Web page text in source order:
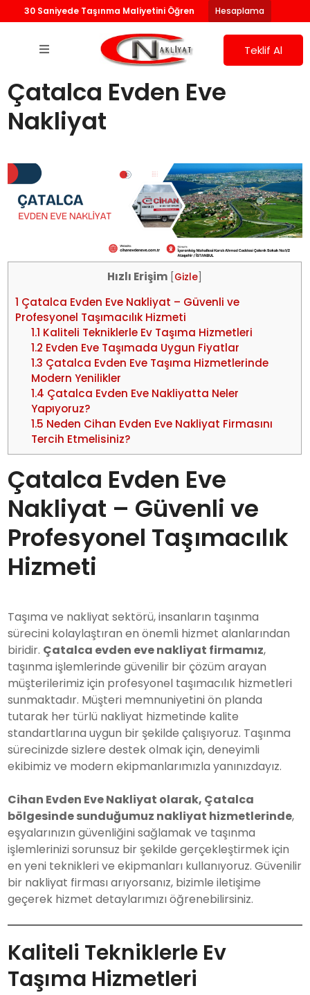
30 Saniyede Taşınma Maliyetini Öğren Hesaplama
Teklif Al
Çatalca Evden Eve
Nakliyat
Hızlı Erişim Gizle
1 Çatalca Evden Eve Nakliyat – Güvenli ve
Profesyonel Taşımacılık Hizmeti
1.1 Kaliteli Tekniklerle Ev Taşıma Hizmetleri
1.2 Evden Eve Taşımada Uygun Fiyatlar
1.3 Çatalca Evden Eve Taşıma Hizmetlerinde
Modern Yenilikler
1.4 Çatalca Evden Eve Nakliyatta Neler
Yapıyoruz?
1.5 Neden Cihan Evden Eve Nakliyat Firmasını
Tercih Etmelisiniz?
Çatalca Evden Eve
Nakliyat – Güvenli ve
Profesyonel Taşımacılık
Hizmeti
Taşıma ve nakliyat sektörü, insanların taşınma
sürecini kolaylaştıran en önemli hizmet alanlarından
biridir. Çatalca evden eve nakliyat firmamız,
taşınma işlemlerinde güvenilir bir çözüm arayan
müşterilerimiz için profesyonel taşımacılık hizmetleri
sunmaktadır. Müşteri memnuniyetini ön planda
tutarak her türlü nakliyat hizmetinde kalite
standartlarına uygun bir şekilde çalışıyoruz. Taşınma
sürecinizde sizlere destek olmak için, deneyimli
ekibimiz ve modern ekipmanlarımızla yanınızdayız.
Cihan Evden Eve Nakliyat olarak, Çatalca
bölgesinde sunduğumuz nakliyat hizmetlerinde,
eşyalarınızın güvenliğini sağlamak ve taşınma
işlemlerinizi sorunsuz bir şekilde gerçekleştirmek için
en yeni teknikleri ve ekipmanları kullanıyoruz. Güvenilir
bir nakliyat firması arıyorsanız, bizimle iletişime
geçerek hizmet detaylarımızı öğrenebilirsiniz.
Kaliteli Tekniklerle Ev
Taşıma Hizmetleri